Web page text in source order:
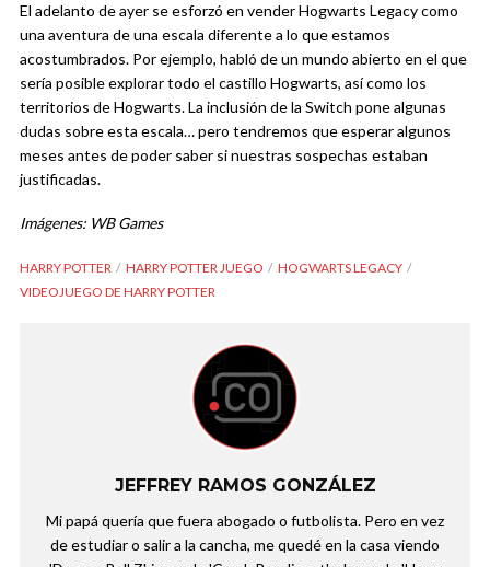
El adelanto de ayer se esforzó en vender Hogwarts Legacy como
una aventura de una escala diferente a lo que estamos
acostumbrados. Por ejemplo, habló de un mundo abierto en el que
sería posible explorar todo el castillo Hogwarts, así como los
territorios de Hogwarts. La inclusión de la Switch pone algunas
dudas sobre esta escala… pero tendremos que esperar algunos
meses antes de poder saber si nuestras sospechas estaban
justificadas.
Imágenes: WB Games
HARRY POTTER HARRY POTTER JUEGO
HOGWARTS LEGACY
VIDEOJUEGO DE HARRY POTTER
JEFFREY RAMOS GONZÁLEZ
Mi papá quería que fuera abogado o futbolista. Pero en vez
de estudiar o salir a la cancha, me quedé en la casa viendo